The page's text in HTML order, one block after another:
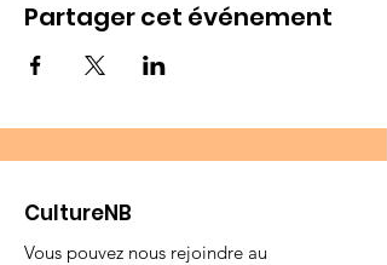
Partager cet événement
CultureNB
Vous pouvez nous rejoindre au